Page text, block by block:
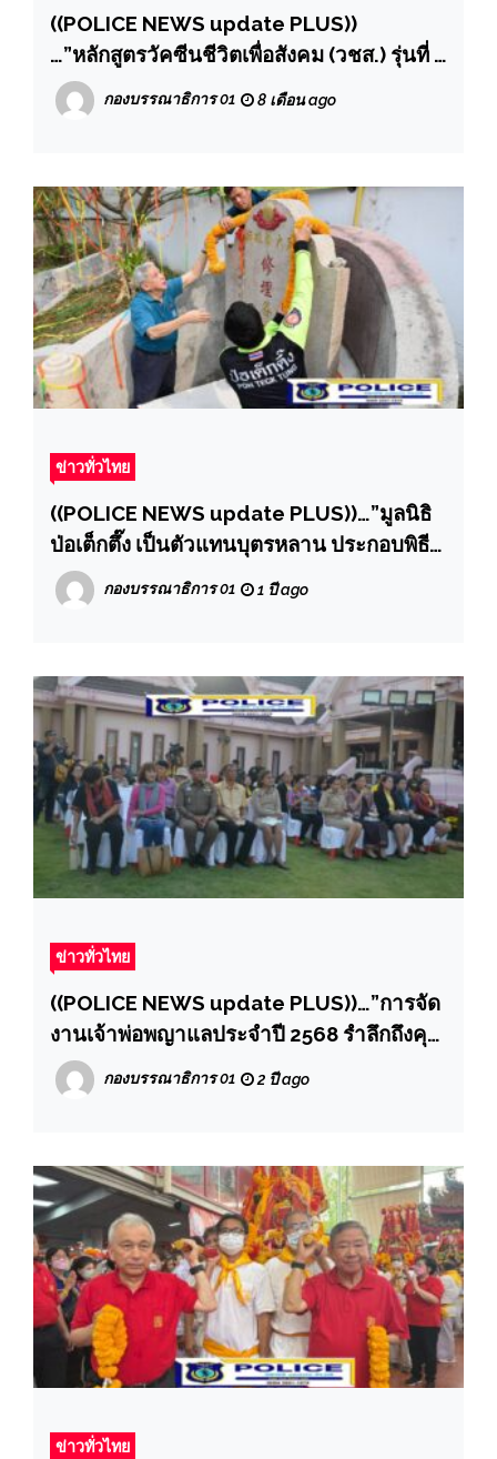
((POLICE NEWS update PLUS))
…”หลักสูตรวัคซีนชีวิตเพื่อสังคม (วชส.) รุ่นที่ 1
ย้ำจิตสำนึกเพื่อสังคม ร่วมกันบริจาคเงินสมทบ
ทุนช่วยเหลือผู้ประสบภัยน้ำท่วมทางภาคใต้
กองบรรณาธิการ 01 8 เดือน ago
ข่าวทั่วไทย
((POLICE NEWS update PLUS))…”มูลนิธิ
ป่อเต็กตึ๊ง เป็นตัวแทนบุตรหลาน ประกอบพิธี
เซ่นไหว้ดวงวิญญาณไร้ญาติ เนื่องในเท
ศกาลเช็งเม้ง ประจำปี 2568 ณ สุสานมูลนิธิ
กองบรรณาธิการ 01 1 ปี ago
ข่าวทั่วไทย
((POLICE NEWS update PLUS))…”การจัด
งานเจ้าพ่อพญาแลประจำปี 2568 รำลึกถึงคุณ
ความดีของ พระยาภักดีชุมพล (แล) หรือเจ้า
พ่อพญาแล
กองบรรณาธิการ 01 2 ปี ago
ข่าวทั่วไทย